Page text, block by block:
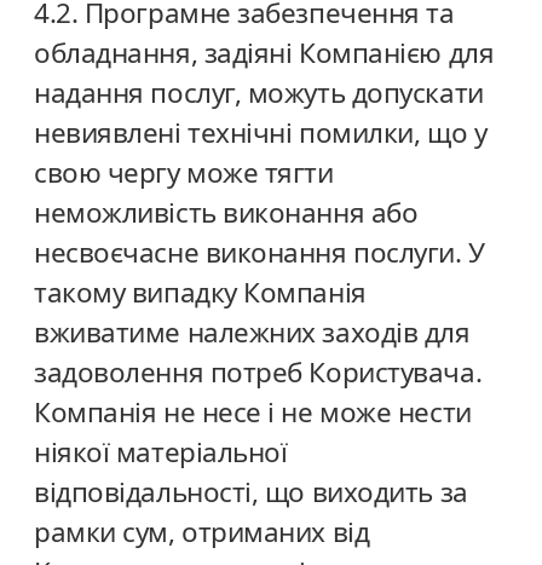
4.2. Програмне забезпечення та
обладнання, задіяні Компанією для
надання послуг, можуть допускати
невиявлені технічні помилки, що у
свою чергу може тягти
неможливість виконання або
несвоєчасне виконання послуги. У
такому випадку Компанія
вживатиме належних заходів для
задоволення потреб Користувача.
Компанія не несе і не може нести
ніякої матеріальної
відповідальності, що виходить за
рамки сум, отриманих від